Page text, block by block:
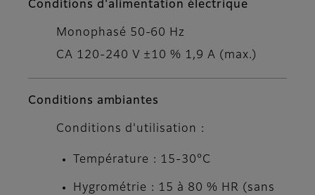
Conditions d'alimentation électrique
Monophasé 50-60 Hz
CA 120-240 V ±10 % 1,9 A (max.)
Conditions ambiantes
Conditions d'utilisation :
Température : 15-30°C
Hygrométrie : 15 à 80 % HR (sans